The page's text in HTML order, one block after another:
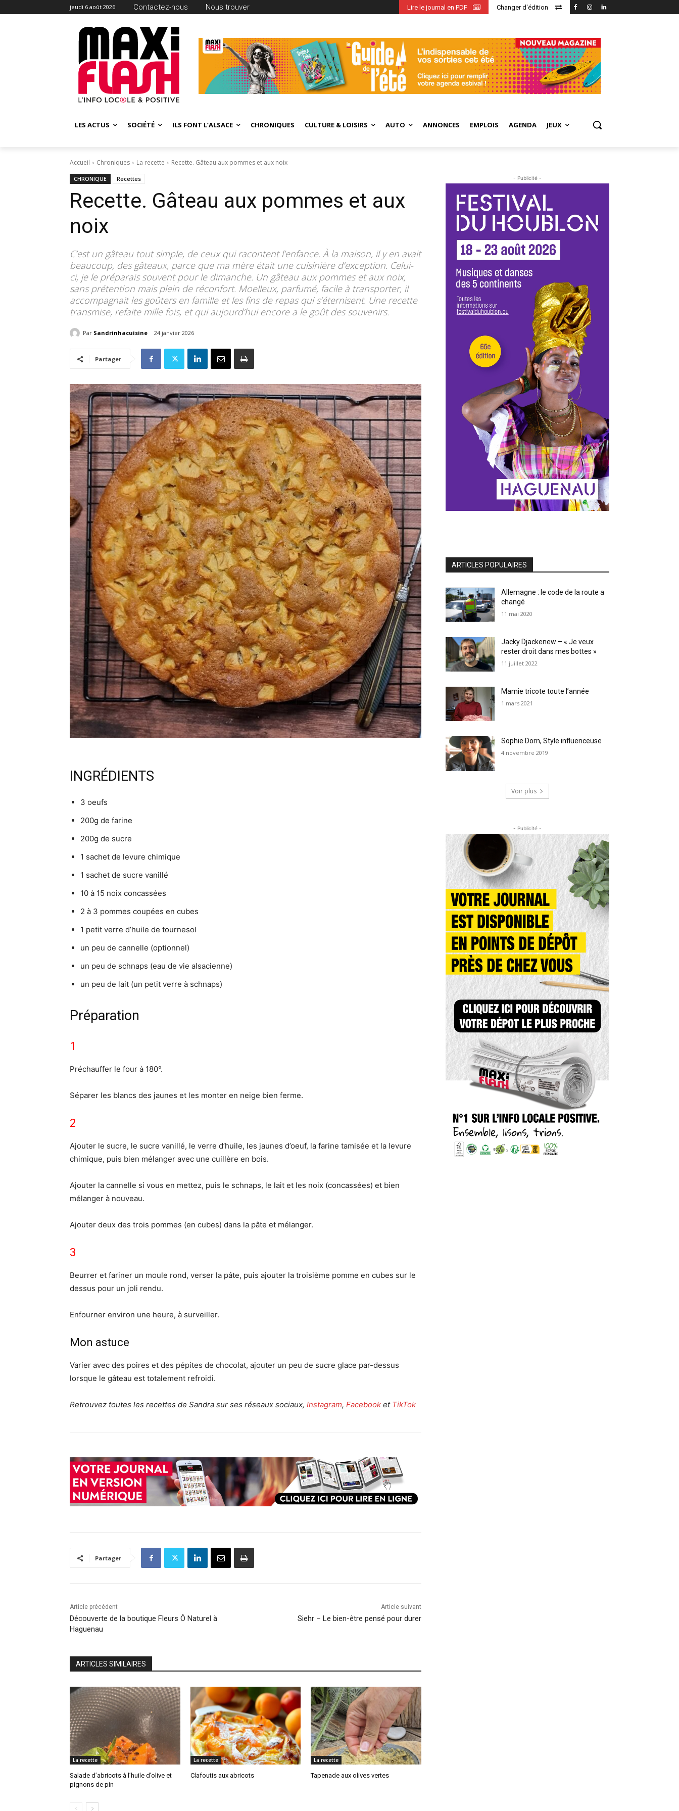
jeudi 6 août 2026 Contactez-nous Nous trouver Changer d'édition
Lire le journal en PDF
LES ACTUS SOCIÉTÉ ILS FONT L’ALSACE CHRONIQUES CULTURE & LOISIRS AUTO ANNONCES EMPLOIS AGENDA JEUX
Accueil Chroniques La recette Recette. Gâteau aux pommes et aux noix
CHRONIQUE Recettes
Recette. Gâteau aux pommes et aux
noix
C’est un gâteau tout simple, de ceux qui racontent l’enfance. À la maison, il y en avait
beaucoup, des gâteaux, parce que ma mère était une cuisinière d’exception. Celui-
ci, je le préparais souvent pour le dimanche. Un gâteau aux pommes et aux noix,
sans prétention mais plein de réconfort. Moelleux, parfumé, facile à transporter, il
accompagnait les goûters en famille et les fins de repas qui s’éternisent. Une recette
transmise, refaite mille fois, et qui aujourd’hui encore a le goût des souvenirs.
Par Sandrinhacuisine 24 janvier 2026
Partager
INGRÉDIENTS
3 oeufs
200g de farine
200g de sucre
1 sachet de levure chimique
1 sachet de sucre vanillé
10 à 15 noix concassées
2 à 3 pommes coupées en cubes
1 petit verre d’huile de tournesol
un peu de cannelle (optionnel)
un peu de schnaps (eau de vie alsacienne)
un peu de lait (un petit verre à schnaps)
Préparation
1
Préchauffer le four à 180°.
Séparer les blancs des jaunes et les monter en neige bien ferme.
2
Ajouter le sucre, le sucre vanillé, le verre d’huile, les jaunes d’oeuf, la farine tamisée et la levure
chimique, puis bien mélanger avec une cuillère en bois.
Ajouter la cannelle si vous en mettez, puis le schnaps, le lait et les noix (concassées) et bien
mélanger à nouveau.
Ajouter deux des trois pommes (en cubes) dans la pâte et mélanger.
3
Beurrer et fariner un moule rond, verser la pâte, puis ajouter la troisième pomme en cubes sur le
dessus pour un joli rendu.
Enfourner environ une heure, à surveiller.
Mon astuce
Varier avec des poires et des pépites de chocolat, ajouter un peu de sucre glace par-dessus
lorsque le gâteau est totalement refroidi.
Retrouvez toutes les recettes de Sandra sur ses réseaux sociaux, Instagram, Facebook et TikTok
Partager
Article précédent
Découverte de la boutique Fleurs Ô Naturel à
Haguenau
Article suivant
Siehr – Le bien-être pensé pour durer
ARTICLES SIMILAIRES
La recette
Salade d’abricots à l’huile d’olive et
pignons de pin
La recette
Clafoutis aux abricots
La recette
Tapenade aux olives vertes
- Publicité -
ARTICLES POPULAIRES
Allemagne : le code de la route a
changé
11 mai 2020
Jacky Djackenew – « Je veux
rester droit dans mes bottes »
11 juillet 2022
Mamie tricote toute l’année
1 mars 2021
Sophie Dorn, Style influenceuse
4 novembre 2019
Voir plus
- Publicité -